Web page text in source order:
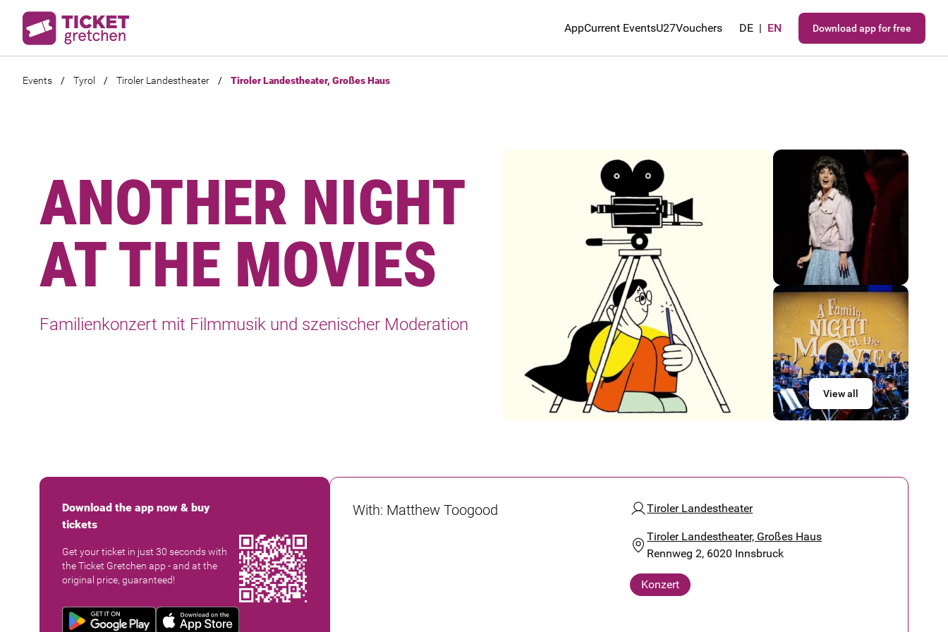
AppCurrent EventsU27Vouchers DE | EN Download app for free
Events / Tyrol / Tiroler Landestheater / Tiroler Landestheater, Großes Haus
ANOTHER NIGHT
AT THE MOVIES
Familienkonzert mit Filmmusik und szenischer Moderation
View all
Download the app now & buy
tickets
Get your ticket in just 30 seconds with
the Ticket Gretchen app - and at the
original price, guaranteed!
With: Matthew Toogood Tiroler Landestheater
Tiroler Landestheater, Großes Haus
Rennweg 2, 6020 Innsbruck
Konzert